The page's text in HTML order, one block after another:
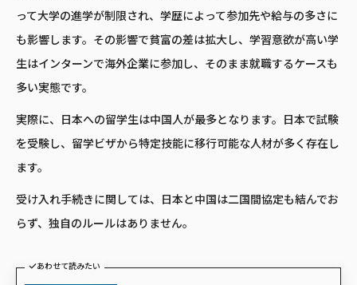
って大学の進学が制限され、学歴によって参加先や給与の多さに
も影響します。その影響で貧富の差は拡大し、学習意欲が高い学
生はインターンで海外企業に参加し、そのまま就職するケースも
多い実態です。
実際に、日本への留学生は中国人が最多となります。日本で試験
を受験し、留学ビザから特定技能に移行可能な人材が多く存在し
ます。
受け入れ手続きに関しては、日本と中国は二国間協定も結んでお
らず、独自のルールはありません。
あわせて読みたい